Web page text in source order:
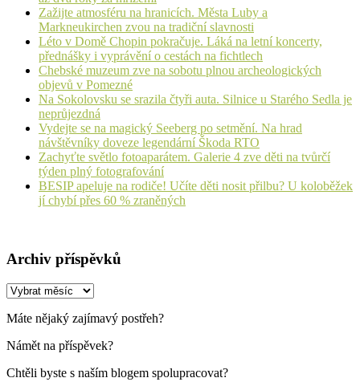
Zažijte atmosféru na hranicích. Města Luby a
Markneukirchen zvou na tradiční slavnosti
Léto v Domě Chopin pokračuje. Láká na letní koncerty,
přednášky i vyprávění o cestách na fichtlech
Chebské muzeum zve na sobotu plnou archeologických
objevů v Pomezné
Na Sokolovsku se srazila čtyři auta. Silnice u Starého Sedla je
neprůjezdná
Vydejte se na magický Seeberg po setmění. Na hrad
návštěvníky doveze legendární Škoda RTO
Zachyťte světlo fotoaparátem. Galerie 4 zve děti na tvůrčí
týden plný fotografování
BESIP apeluje na rodiče! Učíte děti nosit přilbu? U koloběžek
jí chybí přes 60 % zraněných
Archiv příspěvků
Archiv
Máte nějaký zajímavý postřeh?
Námět na příspěvek?
Chtěli byste s naším blogem spolupracovat?